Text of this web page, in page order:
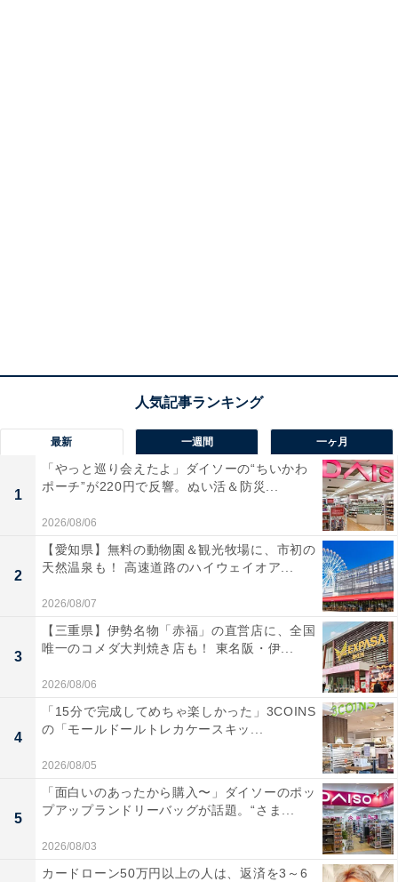
最新 一週間 一ヶ月
1
「やっと巡り会えたよ」ダイソーの“ちいかわ
ポーチ”が220円で反響。ぬい活＆防災...
2026/08/06
2
【愛知県】無料の動物園＆観光牧場に、市初の
天然温泉も！ 高速道路のハイウェイオア...
2026/08/07
3
【三重県】伊勢名物「赤福」の直営店に、全国
唯一のコメダ大判焼き店も！ 東名阪・伊...
2026/08/06
4
「15分で完成してめちゃ楽しかった」3COINS
の「モールドールトレカケースキッ...
2026/08/05
5
「面白いのあったから購入〜」ダイソーのポッ
プアップランドリーバッグが話題。“さま...
2026/08/03
カードローン50万円以上の人は、返済を3～6